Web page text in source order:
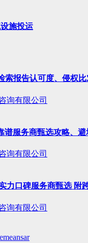
施投运
索报告认可度、侵权
询有限公司
谱服务商甄选攻略、
询有限公司
力口碑服务商甄选 附
询有限公司